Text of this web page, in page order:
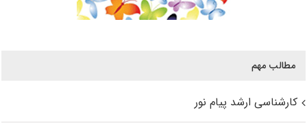
مطالب مهم
کارشناسی ارشد پیام نور